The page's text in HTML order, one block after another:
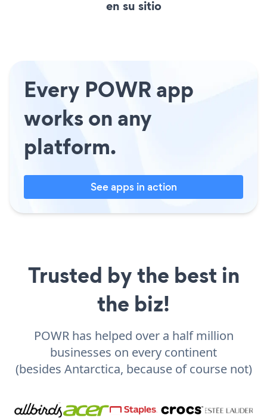
en su sitio
Every POWR app
works on any
platform.
See apps in action
Trusted by the best in
the biz!
POWR has helped over a half million
businesses on every continent
(besides Antarctica, because of course not)